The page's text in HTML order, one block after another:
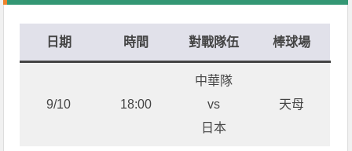
日期 時間 對戰隊伍 棒球場
9/10 18:00
中華隊
vs
日本
天母